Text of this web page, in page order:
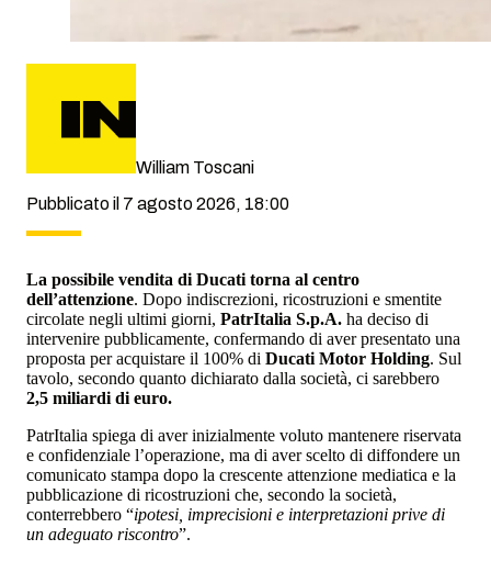
William Toscani
Pubblicato il 7 agosto 2026, 18:00
La possibile vendita di Ducati torna al centro
dell’attenzione. Dopo indiscrezioni, ricostruzioni e smentite
circolate negli ultimi giorni, PatrItalia S.p.A. ha deciso di
intervenire pubblicamente, confermando di aver presentato una
proposta per acquistare il 100% di Ducati Motor Holding. Sul
tavolo, secondo quanto dichiarato dalla società, ci sarebbero
2,5 miliardi di euro.
PatrItalia spiega di aver inizialmente voluto mantenere riservata
e confidenziale l’operazione, ma di aver scelto di diffondere un
comunicato stampa dopo la crescente attenzione mediatica e la
pubblicazione di ricostruzioni che, secondo la società,
conterrebbero “ipotesi, imprecisioni e interpretazioni prive di
un adeguato riscontro”.